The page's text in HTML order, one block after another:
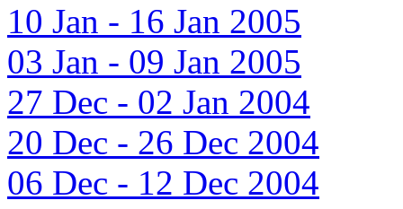
10 Jan - 16 Jan 2005
03 Jan - 09 Jan 2005
27 Dec - 02 Jan 2004
20 Dec - 26 Dec 2004
06 Dec - 12 Dec 2004